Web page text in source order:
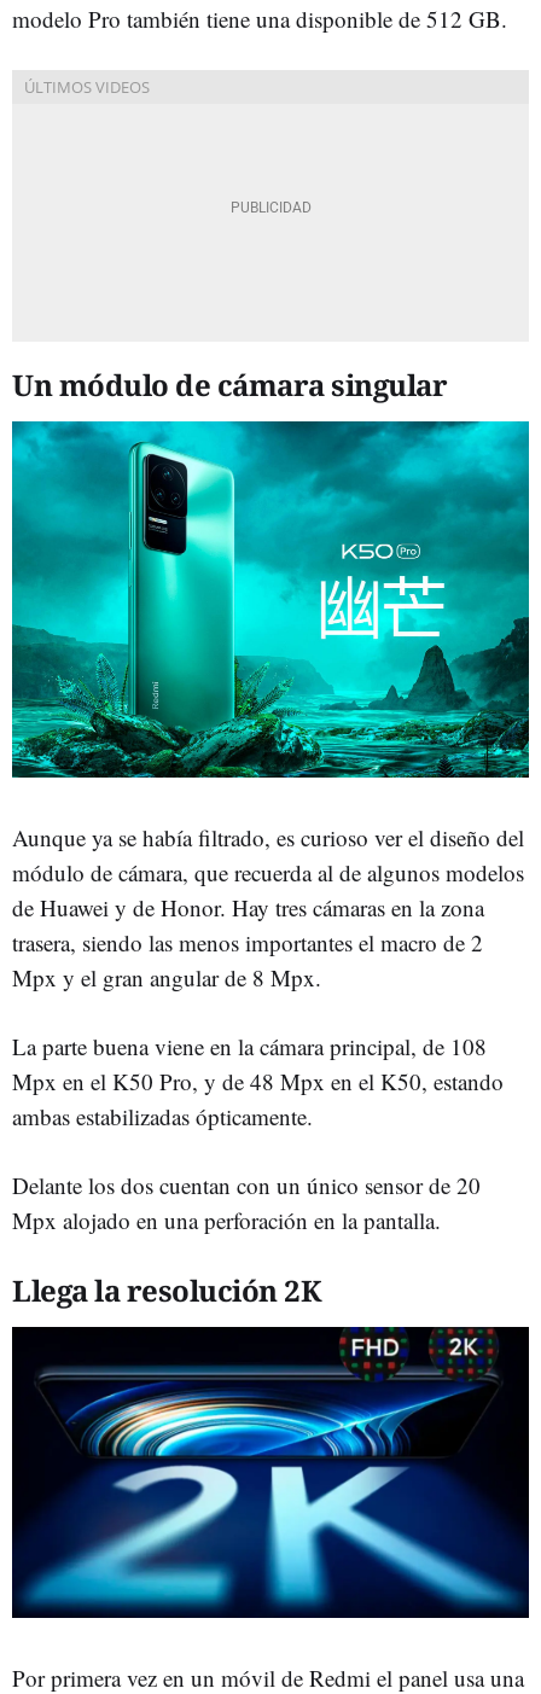
modelo Pro también tiene una disponible de 512 GB.
Un módulo de cámara singular
Aunque ya se había filtrado, es curioso ver el diseño del
módulo de cámara, que recuerda al de algunos modelos
de Huawei y de Honor. Hay tres cámaras en la zona
trasera, siendo las menos importantes el macro de 2
Mpx y el gran angular de 8 Mpx.
La parte buena viene en la cámara principal, de 108
Mpx en el K50 Pro, y de 48 Mpx en el K50, estando
ambas estabilizadas ópticamente.
Delante los dos cuentan con un único sensor de 20
Mpx alojado en una perforación en la pantalla.
Llega la resolución 2K
Por primera vez en un móvil de Redmi el panel usa una